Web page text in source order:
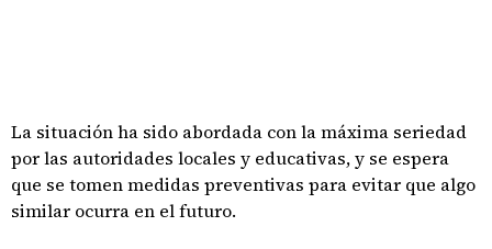
La situación ha sido abordada con la máxima seriedad
por las autoridades locales y educativas, y se espera
que se tomen medidas preventivas para evitar que algo
similar ocurra en el futuro.